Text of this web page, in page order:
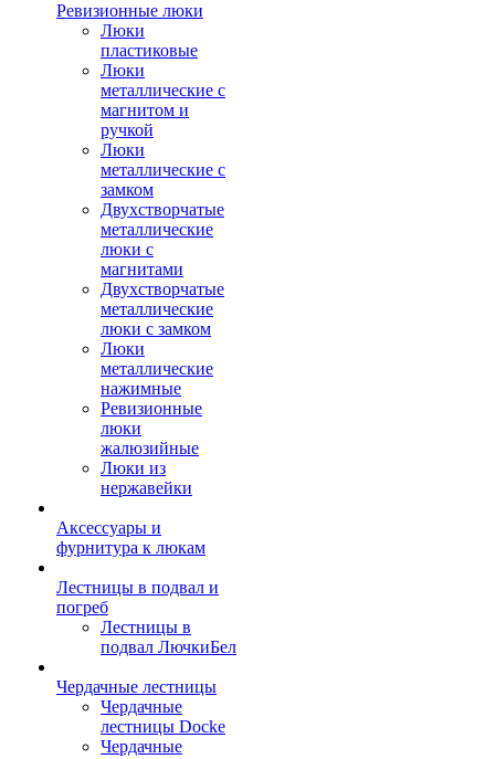
Ревизионные люки
Люки
пластиковые
Люки
металлические с
магнитом и
ручкой
Люки
металлические с
замком
Двухстворчатые
металлические
люки с
магнитами
Двухстворчатые
металлические
люки с замком
Люки
металлические
нажимные
Ревизионные
люки
жалюзийные
Люки из
нержавейки
Аксессуары и
фурнитура к люкам
Лестницы в подвал и
погреб
Лестницы в
подвал ЛючкиБел
Чердачные лестницы
Чердачные
лестницы Docke
Чердачные